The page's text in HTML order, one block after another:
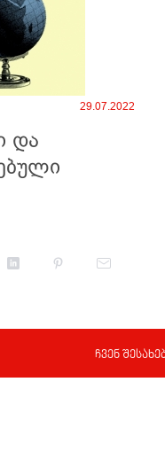
29.07.2022
და
ჩვენ